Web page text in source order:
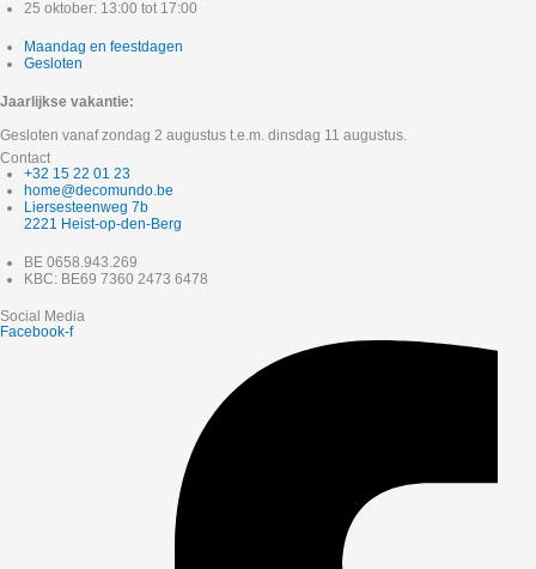
25 oktober: 13:00 tot 17:00
Maandag en feestdagen
Gesloten
Jaarlijkse vakantie:
Gesloten vanaf zondag 2 augustus t.e.m. dinsdag 11 augustus.
Contact
+32 15 22 01 23
home@decomundo.be
Liersesteenweg 7b
2221 Heist-op-den-Berg
BE 0658.943.269
KBC: BE69 7360 2473 6478
Social Media
Facebook-f